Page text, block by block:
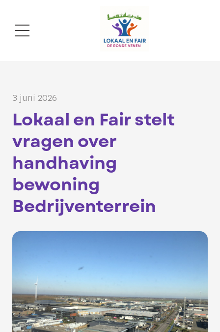
3 juni 2026
Lokaal en Fair stelt
vragen over
handhaving
bewoning
Bedrijventerrein